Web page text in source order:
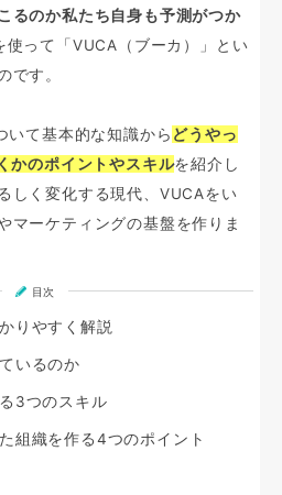
るのか私たち自身も予測がつか
使って「VUCA（ブーカ）」とい
です。
いて基本的な知識から どうやっ
かのポイントやスキルを紹介し
しく変化する現代、VUCAをい
マーケティングの基盤を作りま
目次
りやすく解説
いるのか
3つのスキル
組織を作る4つのポイント